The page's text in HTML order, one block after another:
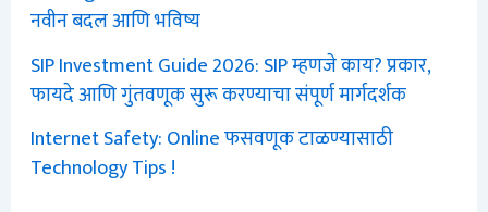
नवीन बदल आणि भविष्य
SIP Investment Guide 2026: SIP म्हणजे काय? प्रकार,
फायदे आणि गुंतवणूक सुरू करण्याचा संपूर्ण मार्गदर्शक
Internet Safety: Online फसवणूक टाळण्यासाठी
Technology Tips !